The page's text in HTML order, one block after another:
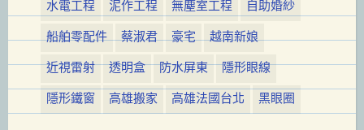
水電工程
泥作工程 無塵室工程
自助婚紗
船舶零配件
蔡淑君 豪宅
越南新娘
近視雷射
透明盒 防水屏東
隱形眼線
隱形鐵窗
高雄搬家 高雄法國台北 黑眼圈